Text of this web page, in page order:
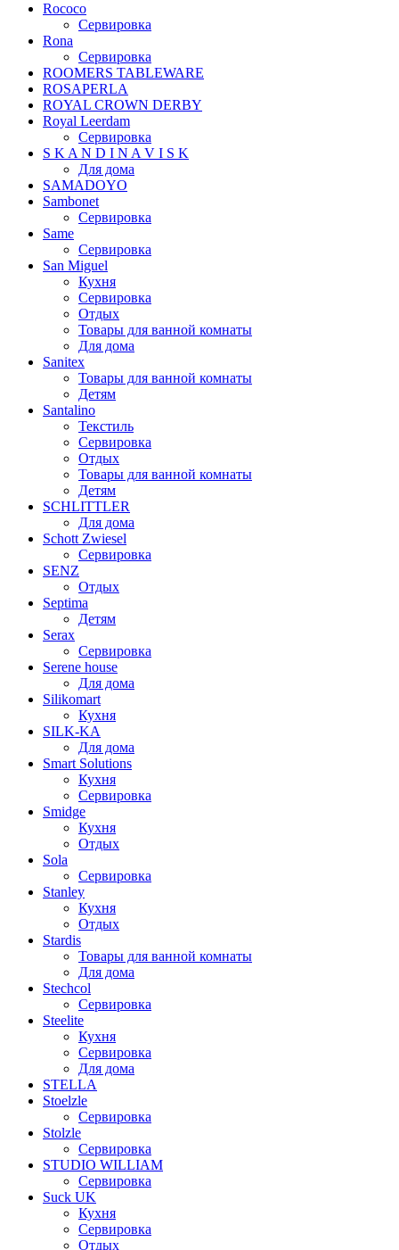
Rococo
Сервировка
Rona
Сервировка
ROOMERS TABLEWARE
ROSAPERLA
ROYAL CROWN DERBY
Royal Leerdam
Сервировка
S K A N D I N A V I S K
Для дома
SAMADOYO
Sambonet
Сервировка
Same
Сервировка
San Miguel
Кухня
Сервировка
Отдых
Товары для ванной комнаты
Для дома
Sanitex
Товары для ванной комнаты
Детям
Santalino
Текстиль
Сервировка
Отдых
Товары для ванной комнаты
Детям
SCHLITTLER
Для дома
Schott Zwiesel
Сервировка
SENZ
Отдых
Septima
Детям
Serax
Сервировка
Serene house
Для дома
Silikomart
Кухня
SILK-KA
Для дома
Smart Solutions
Кухня
Сервировка
Smidge
Кухня
Отдых
Sola
Сервировка
Stanley
Кухня
Отдых
Stardis
Товары для ванной комнаты
Для дома
Stechcol
Сервировка
Steelite
Кухня
Сервировка
Для дома
STELLA
Stoelzle
Сервировка
Stolzle
Сервировка
STUDIO WILLIAM
Сервировка
Suck UK
Кухня
Сервировка
Отдых